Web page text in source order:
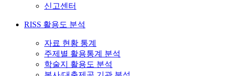
신고센터
RISS 활용도 분석
자료 현황 통계
주제별 활용통계 분석
학술지 활용도 분석